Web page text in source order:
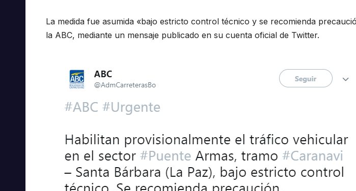
La medida fue asumida «bajo estricto control técnico y se recomienda
la ABC, mediante un mensaje publicado en su cuenta oficial de Twitter.